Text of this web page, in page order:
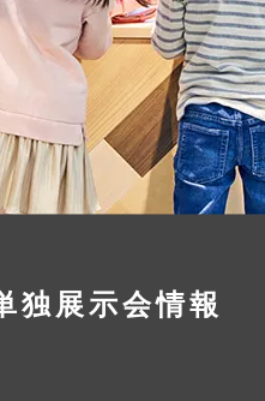
展示会情報